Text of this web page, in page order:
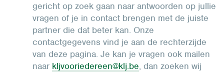
gericht op zoek gaan naar antwoorden op jullie
vragen of je in contact brengen met de juiste
partner die dat beter kan. Onze
contactgegevens vind je aan de rechterzijde
van deze pagina. Je kan je vragen ook mailen
naar kljvooriedereen@klj.be, dan zoeken wij